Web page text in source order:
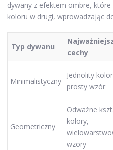
dywany z efektem ombre, które
koloru w drugi, wprowadzając
Typ dywanu
cechy
Minimalistyczny
Jednolity
prosty wzór
Geometriczny
Odważne
kolory,
wzory